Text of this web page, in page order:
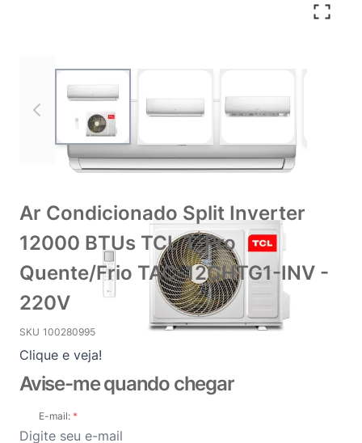
Ar Condicionado Split Inverter
12000 BTUs TCL T-Pro
Quente/Frio TAC-12CHTG1-INV -
220V
SKU 100280995
Clique e veja!
Avise-me quando chegar
E-mail: